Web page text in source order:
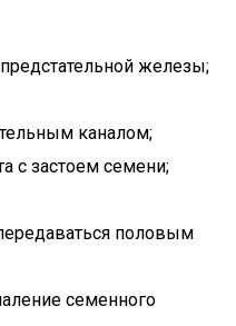
железы;
каналом;
с застоем семени;
половым
семенного